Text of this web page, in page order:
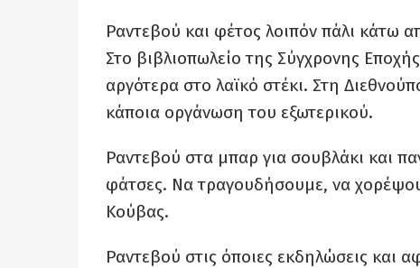
Ραντεβού και φέτος λοιπόν πάλι κάτω
Στο βιβλιοπωλείο της Σύγχρονης
αργότερα στο λαϊκό στέκι. Στη
κάποια οργάνωση του εξωτερικού.
Ραντεβού στα μπαρ για σουβλάκι και
φάτσες. Να τραγουδήσουμε, να
Κούβας.
Ραντεβού στις όποιες εκδηλώσεις και